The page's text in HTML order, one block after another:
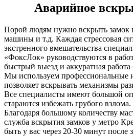
Аварийное
Порой людям нужно вскрыть замок
машины и т.д. Каждая стрессовая
экстренного вмешательства
«ФоксЛок» руководствуются в
быстрый выезд и аккуратная
Мы используем профессиональные
позволяет вскрывать механизмы
Все специалисты имеют большой
стараются избежать грубого взлома.
Благодаря большому количеству
служба вскрытия замков у метро
быть у вас через 20-30 минут после